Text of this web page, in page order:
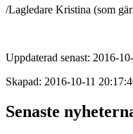
/Lagledare Kristina (som
Uppdaterad senast: 2016-
Skapad: 2016-10-11
Senaste